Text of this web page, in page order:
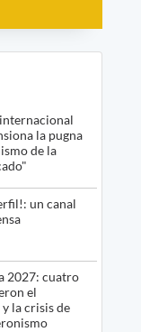
la pugna
de la
un canal
2027: cuatro
el
la crisis de